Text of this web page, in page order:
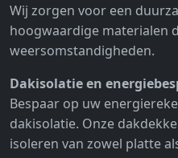
Wij zorgen voor een
hoogwaardige materialen
weersomstandigheden.
Dakisolatie en
Bespaar op uw
dakisolatie. Onze
isoleren van zowel platte